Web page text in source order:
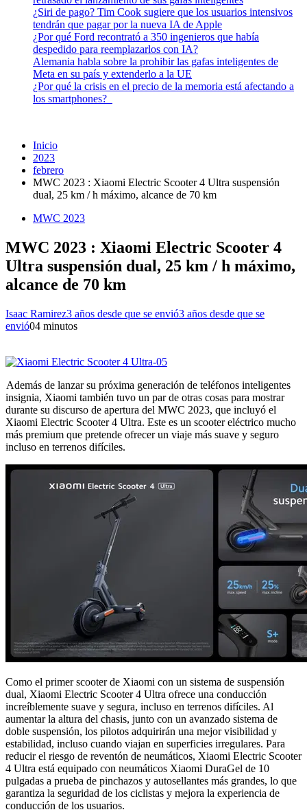
¿Siri de pago? Tim Cook sugiere que los usuarios intensivos
tendrán que pagar por la nueva IA de Apple
¿Por qué Ford recontrató a 350 ingenieros que había
despedido para reemplazarlos con IA?
Alemania habla sobre la prohibir las gafas inteligentes de
Meta en su país y extenderlo a la UE
¿Por qué la crisis en el precio de la memoria está afectando a
los smartphones?
Inicio
2023
febrero
MWC 2023 : Xiaomi Electric Scooter 4 Ultra suspensión
dual, 25 km / h máximo, alcance de 70 km
MWC 2023
MWC 2023 : Xiaomi Electric Scooter 4
Ultra suspensión dual, 25 km / h máximo,
alcance de 70 km
Isaac Ramirez3 años desde que se envió3 años desde que se
envió04 minutos
Además de lanzar su próxima generación de teléfonos inteligentes
insignia, Xiaomi también tuvo un par de otras cosas para mostrar
durante su discurso de apertura del MWC 2023, que incluyó el
Xiaomi Electric Scooter 4 Ultra. Este es un scooter eléctrico mucho
más premium que pretende ofrecer un viaje más suave y seguro
incluso en terrenos difíciles.
Como el primer scooter de Xiaomi con un sistema de suspensión
dual, Xiaomi Electric Scooter 4 Ultra ofrece una conducción
increíblemente suave y segura, incluso en terrenos difíciles. Al
aumentar la altura del chasis, junto con un avanzado sistema de
doble suspensión, los pilotos adquirirán una mejor visibilidad y
estabilidad, incluso cuando viajan en superficies irregulares. Para
reducir el riesgo de reventón de neumáticos, Xiaomi Electric Scooter
4 Ultra está equipado con neumáticos Xiaomi DuraGel de 10
pulgadas a prueba de pinchazos y autosellantes más grandes, lo que
garantiza la seguridad de los ciclistas y mejora la experiencia de
conducción de los usuarios.